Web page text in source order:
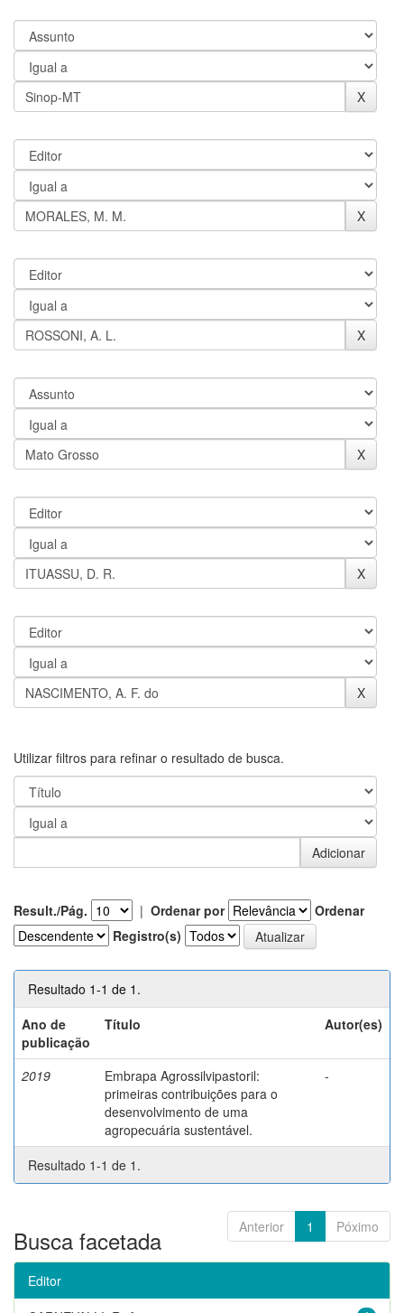
Utilizar filtros para refinar o resultado de busca.
Result./Pág. | Ordenar por
Ordenar
Registro(s)
Resultado 1-1 de 1.
Ano de
publicação
Título Autor(es)
2019
Embrapa Agrossilvipastoril:
primeiras contribuições para o
desenvolvimento de uma
agropecuária sustentável.
-
Resultado 1-1 de 1.
Anterior 1 Póximo
Busca facetada
Editor